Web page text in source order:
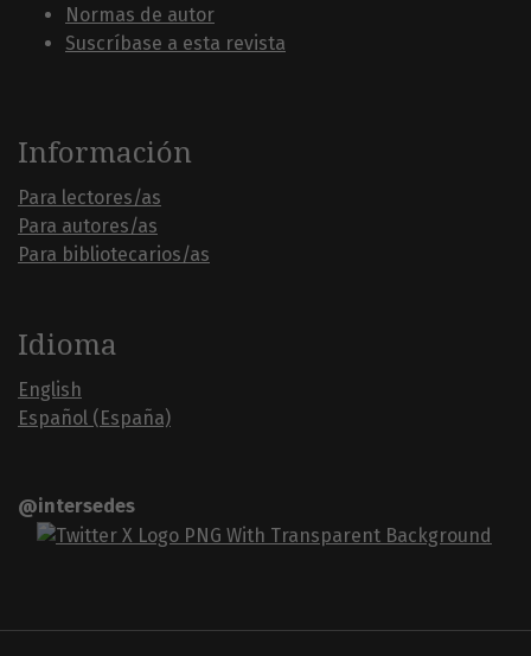
Normas de autor
Suscríbase a esta revista
Información
Para lectores/as
Para autores/as
Para bibliotecarios/as
Idioma
English
Español (España)
@intersedes